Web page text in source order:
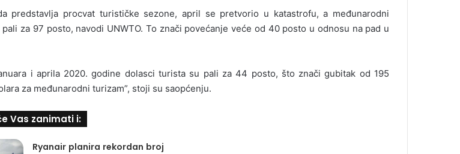
predstavlja procvat turističke sezone, april se pretvorio u katastrofu, a međunarodni
za 97 posto, navodi UNWTO. To znači povećanje veće od 40 posto u odnosu na pad u
i aprila 2020. godine dolasci turista su pali za 44 posto, što znači gubitak od 195
za međunarodni turizam”, stoji su saopćenju.
Vas zanimati i:
Ryanair planira rekordan broj